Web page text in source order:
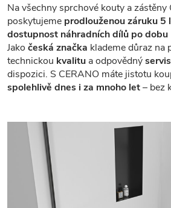
Na všechny sprchové kouty a zástěny
poskytujeme prodlouženou záruku 5
dostupnost náhradních dílů po
Jako česká značka klademe důraz na
technickou kvalitu a odpovědnýservis
dispozici. S CERANO máte jistotu
spolehlivě dnes i za mnoho let– bez